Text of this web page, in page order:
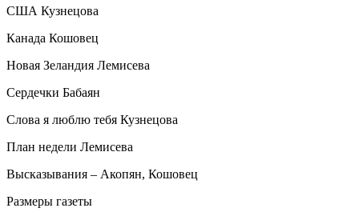
США Кузнецова
Канада Кошовец
Новая Зеландия Лемисева
Сердечки Бабаян
Слова я люблю тебя Кузнецова
План недели Лемисева
Высказывания – Акопян, Кошовец
Размеры газеты